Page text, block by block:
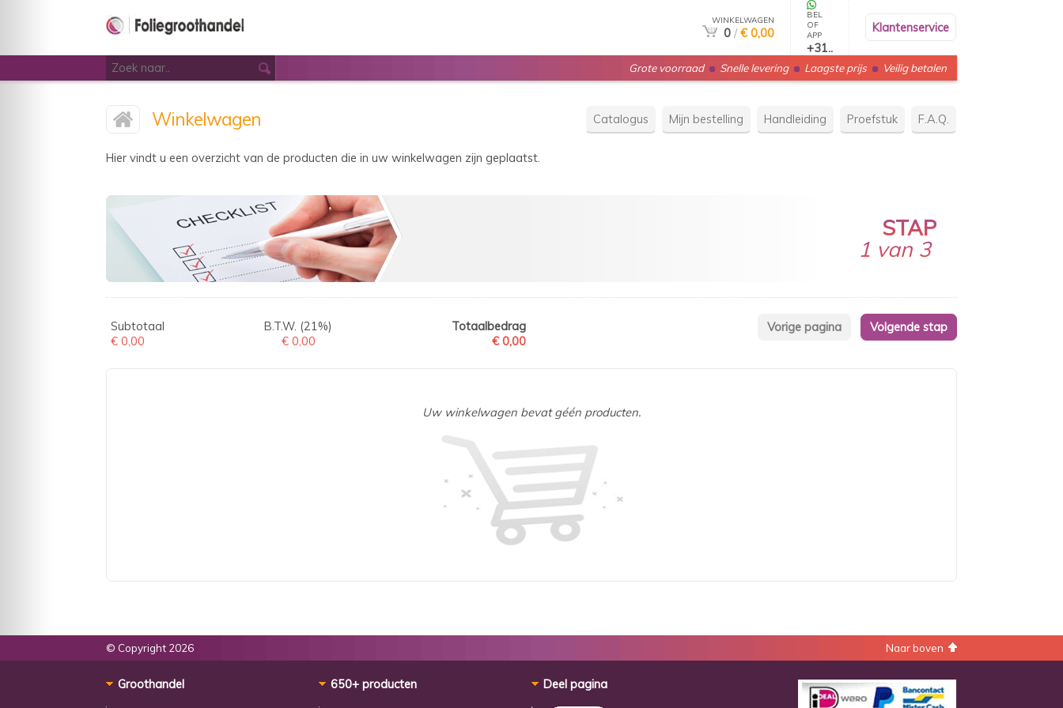
WINKELWAGEN
0 / € 0,00
BEL
OF
APP
+31..
Klantenservice
Grote voorraad Snelle levering Laagste prijs Veilig betalen
Catalogus Mijn bestelling Handleiding Proefstuk F.A.Q.
Winkelwagen
Hier vindt u een overzicht van de producten die in uw winkelwagen zijn geplaatst.
STAP
1 van 3
Subtotaal
€ 0,00
B.T.W. (21%)
€ 0,00
Totaalbedrag
€ 0,00
Uw winkelwagen bevat géén producten.
Naar boven
© Copyright 2026
Groothandel 650+ producten Deel pagina